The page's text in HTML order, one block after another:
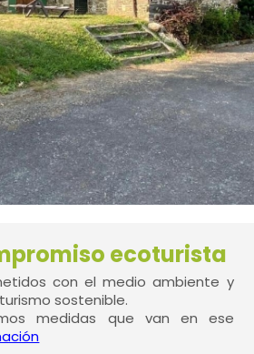
ecoturista
con el medio ambiente y
sostenible.
medidas que van en ese